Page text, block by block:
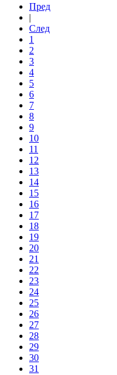
Пред
|
След
1
2
3
4
5
6
7
8
9
10
11
12
13
14
15
16
17
18
19
20
21
22
23
24
25
26
27
28
29
30
31